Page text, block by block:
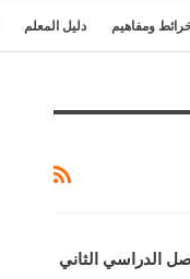
ومفاهيم دليل المعلم